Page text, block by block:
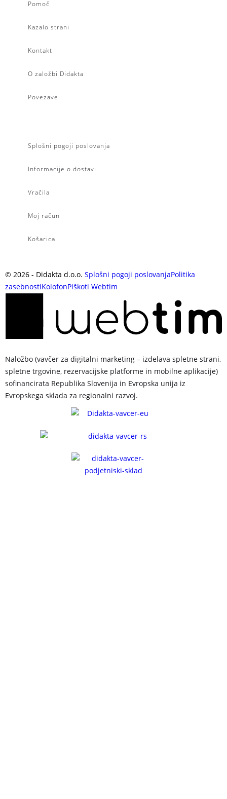
Pomoč
Kazalo strani
Kontakt
O založbi Didakta
Povezave
Splošni pogoji poslovanja
Informacije o dostavi
Vračila
Moj račun
Košarica
© 2026 - Didakta d.o.o. Splošni pogoji poslovanjaPolitika
zasebnostiKolofonPiškoti Webtim
Naložbo (vavčer za digitalni marketing – izdelava spletne strani,
spletne trgovine, rezervacijske platforme in mobilne aplikacije)
sofinancirata Republika Slovenija in Evropska unija iz
Evropskega sklada za regionalni razvoj.